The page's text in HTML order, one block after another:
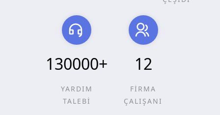
130000+
YARDIM
TALEBİ
12
FİRMA
ÇALIŞANI